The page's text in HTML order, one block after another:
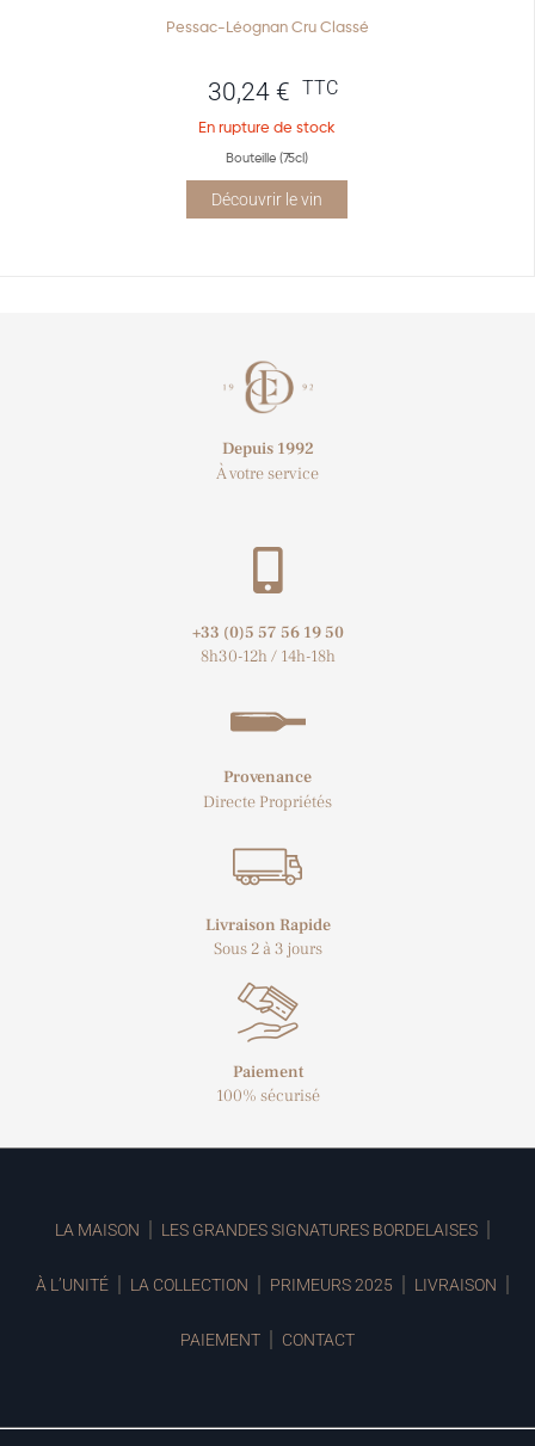
Pessac-Léognan Cru Classé
30,24 € TTC
En rupture de stock
Bouteille (75cl)
Découvrir le vin
Depuis 1992
À votre service
+33 (0)5 57 56 19 50​
8h30-12h / 14h-18h
Provenance
Directe Propriétés
Livraison Rapide
Sous 2 à 3 jours
Paiement
100% sécurisé
LA MAISON LES GRANDES SIGNATURES BORDELAISES
À L’UNITÉ LA COLLECTION PRIMEURS 2025 LIVRAISON
PAIEMENT CONTACT